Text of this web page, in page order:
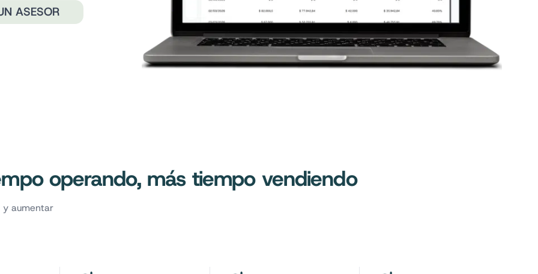
ASESOR
operando, más tiempo vendiendo
y aumentar